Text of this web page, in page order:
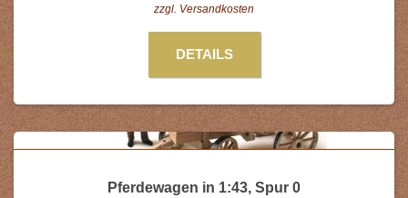
zzgl. Versandkosten
DETAILS
Pferdewagen in 1:43, Spur 0